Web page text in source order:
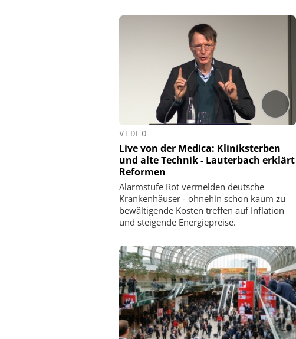
VIDEO
Live von der Medica: Kliniksterben
und alte Technik - Lauterbach erklärt
Reformen
Alarmstufe Rot vermelden deutsche
Krankenhäuser - ohnehin schon kaum zu
bewältigende Kosten treffen auf Inflation
und steigende Energiepreise.